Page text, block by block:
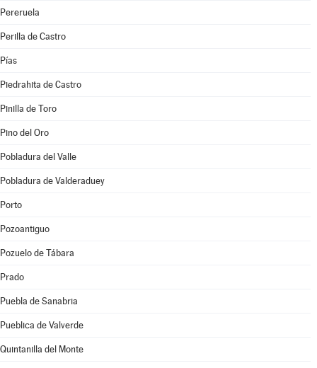
Pereruela
Perilla de Castro
Pías
Piedrahita de Castro
Pinilla de Toro
Pino del Oro
Pobladura del Valle
Pobladura de Valderaduey
Porto
Pozoantiguo
Pozuelo de Tábara
Prado
Puebla de Sanabria
Pueblica de Valverde
Quintanilla del Monte